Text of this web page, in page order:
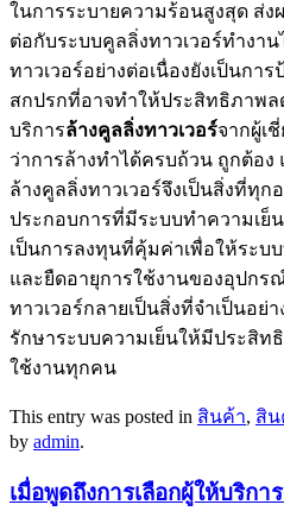
ในการระบายความร้อนสูงสุด ส่
ต่อกับระบบคูลลิ่งทาวเวอร์ทำงา
ทาวเวอร์อย่างต่อเนื่องยังเป็นกา
สกปรกที่อาจทำให้ประสิทธิภาพล
บริการล้างคูลลิ่งทาวเวอร์จากผู้เ
ว่าการล้างทำได้ครบถ้วน ถูกต้อ
ล้างคูลลิ่งทาวเวอร์จึงเป็นสิ่งที่ทุ
ประกอบการที่มีระบบทำความเย็
เป็นการลงทุนที่คุ้มค่าเพื่อให้ระบ
และยืดอายุการใช้งานของอุปกร
ทาวเวอร์กลายเป็นสิ่งที่จำเป็นอย่
รักษาระบบความเย็นให้มีประสิ
ใช้งานทุกคน
This entry was posted in สินค้า, สิน
by admin.
เมื่อพูดถึงการเลือกผู้ให้บริก